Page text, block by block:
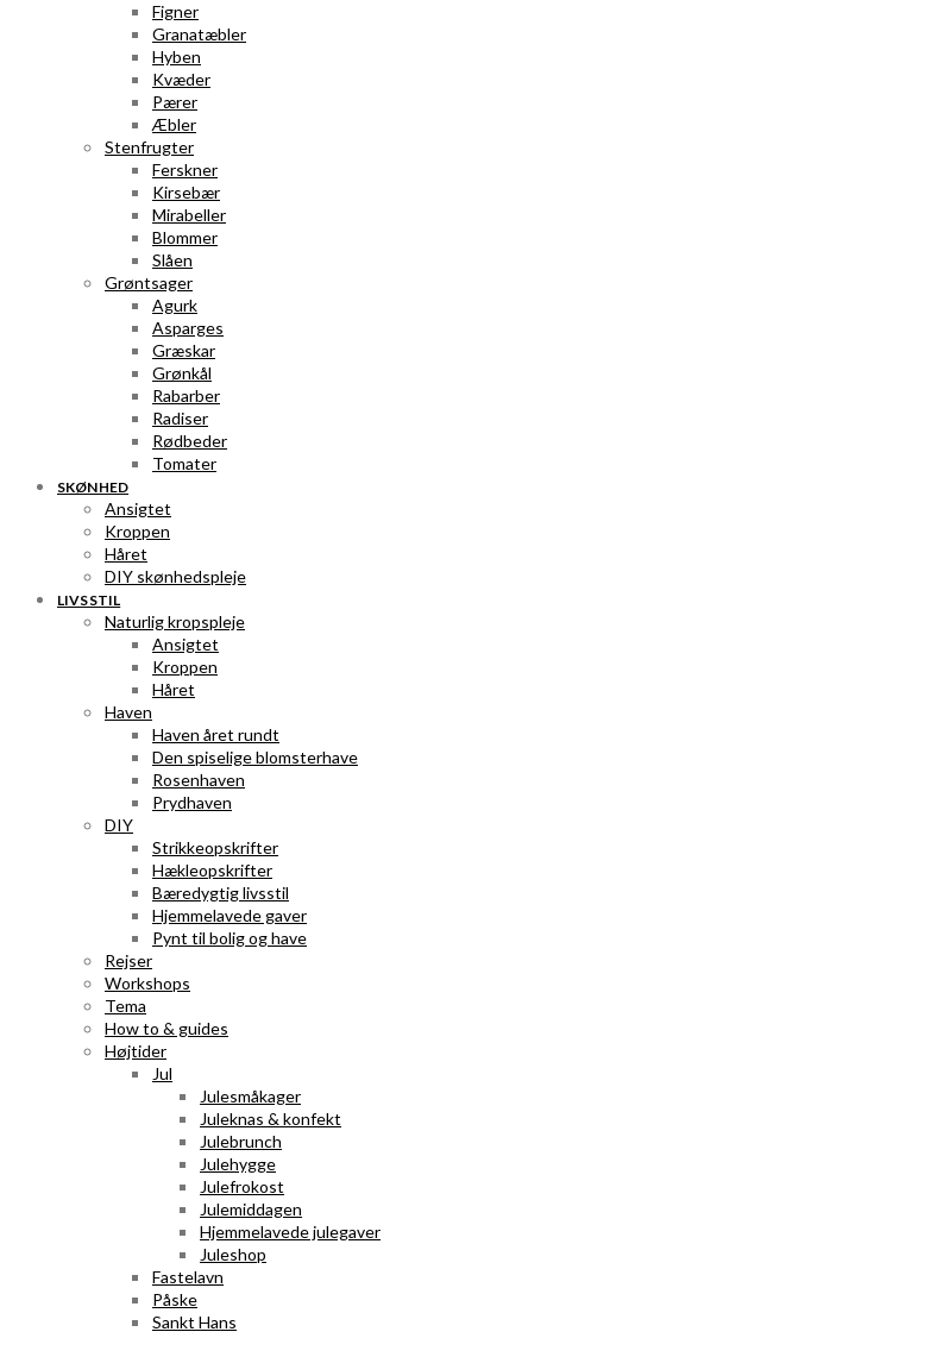
Figner
Granatæbler
Hyben
Kvæder
Pærer
Æbler
Stenfrugter
Ferskner
Kirsebær
Mirabeller
Blommer
Slåen
Grøntsager
Agurk
Asparges
Græskar
Grønkål
Rabarber
Radiser
Rødbeder
Tomater
SKØNHED
Ansigtet
Kroppen
Håret
DIY skønhedspleje
LIVSSTIL
Naturlig kropspleje
Ansigtet
Kroppen
Håret
Haven
Haven året rundt
Den spiselige blomsterhave
Rosenhaven
Prydhaven
DIY
Strikkeopskrifter
Hækleopskrifter
Bæredygtig livsstil
Hjemmelavede gaver
Pynt til bolig og have
Rejser
Workshops
Tema
How to & guides
Højtider
Jul
Julesmåkager
Juleknas & konfekt
Julebrunch
Julehygge
Julefrokost
Julemiddagen
Hjemmelavede julegaver
Juleshop
Fastelavn
Påske
Sankt Hans